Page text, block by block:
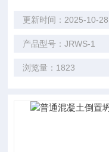
更新时间：2025-10-28
产品型号：JRWS-1
浏览量：1823